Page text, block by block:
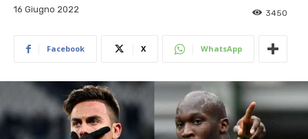
16 Giugno 2022 3450
Facebook X WhatsApp